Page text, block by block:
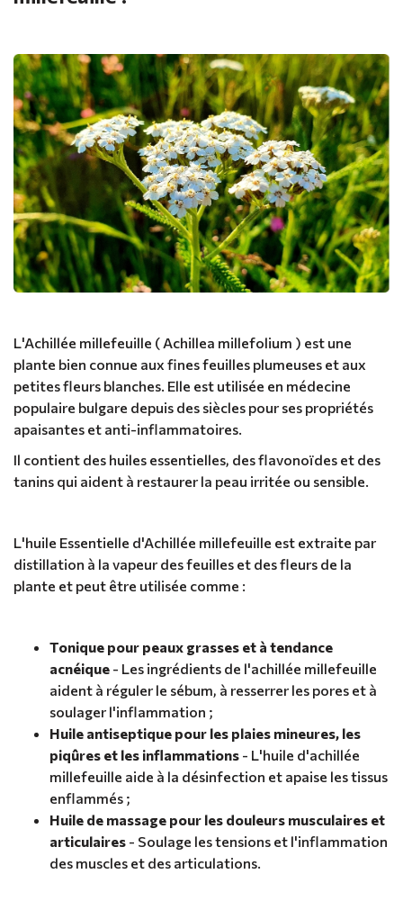
L'Achillée millefeuille ( Achillea millefolium ) est une
plante bien connue aux fines feuilles plumeuses et aux
petites fleurs blanches. Elle est utilisée en médecine
populaire bulgare depuis des siècles pour ses propriétés
apaisantes et anti-inflammatoires.
Il contient des huiles essentielles, des flavonoïdes et des
tanins qui aident à restaurer la peau irritée ou sensible.
L'huile Essentielle d'Achillée millefeuille est extraite par
distillation à la vapeur des feuilles et des fleurs de la
plante et peut être utilisée comme :
Tonique pour peaux grasses et à tendance
acnéique - Les ingrédients de l'achillée millefeuille
aident à réguler le sébum, à resserrer les pores et à
soulager l'inflammation ;
Huile antiseptique pour les plaies mineures, les
piqûres et les inflammations - L'huile d'achillée
millefeuille aide à la désinfection et apaise les tissus
enflammés ;
Huile de massage pour les douleurs musculaires et
articulaires - Soulage les tensions et l'inflammation
des muscles et des articulations.